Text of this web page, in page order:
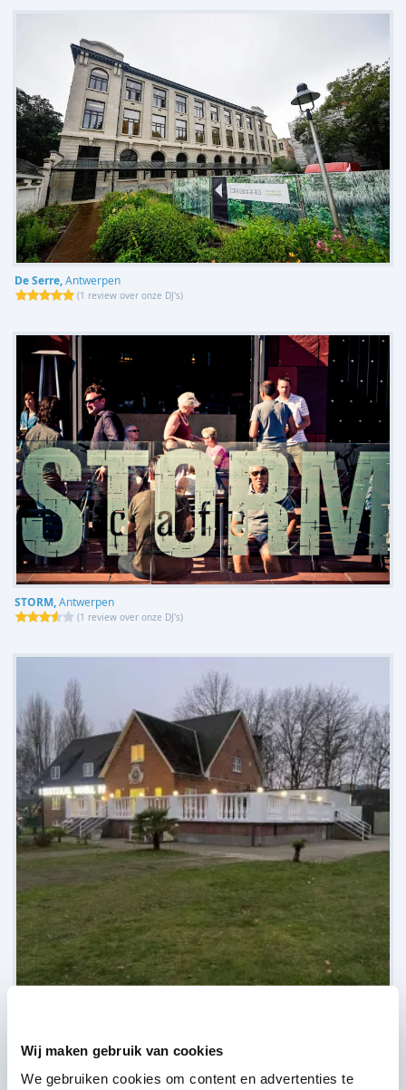
Wij maken gebruik van cookies
We gebruiken cookies om content en advertenties te
De Serre,Antwerpen
(1 review over onze DJ's)
STORM,Antwerpen
(1 review over onze DJ's)
(Nog geen reviews over DJ's)